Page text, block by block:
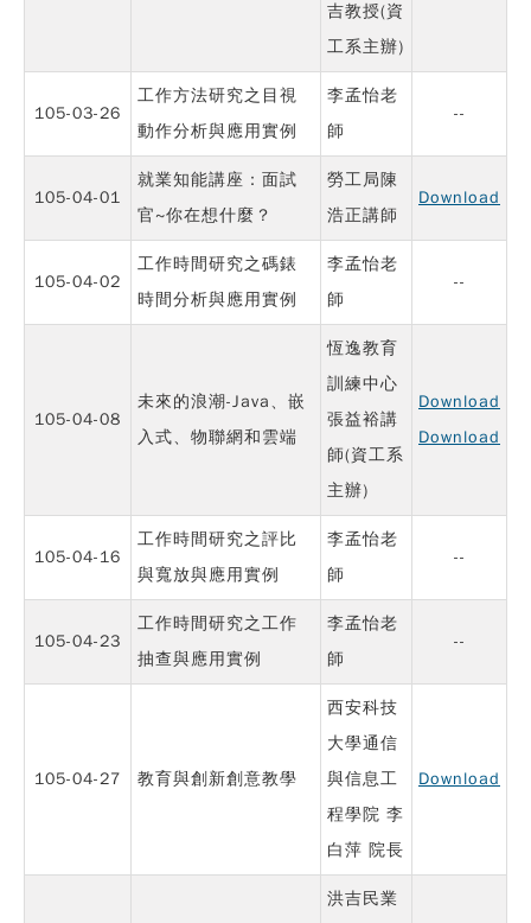
吉教授(資
工系主辦)
105-03-26
工作方法研究之目視
動作分析與應用實例
李孟怡老
師
--
105-04-01
就業知能講座：面試
官~你在想什麼？
勞工局陳
浩正講師
Download
105-04-02
工作時間研究之碼錶
時間分析與應用實例
李孟怡老
師
--
105-04-08
未來的浪潮-Java、嵌
入式、物聯網和雲端
恆逸教育
訓練中心
張益裕講
師(資工系
主辦)
Download
Download
105-04-16
工作時間研究之評比
與寬放與應用實例
李孟怡老
師
--
105-04-23
工作時間研究之工作
抽查與應用實例
李孟怡老
師
--
105-04-27 教育與創新創意教學
西安科技
大學通信
與信息工
程學院 李
白萍 院長
Download
洪吉民業